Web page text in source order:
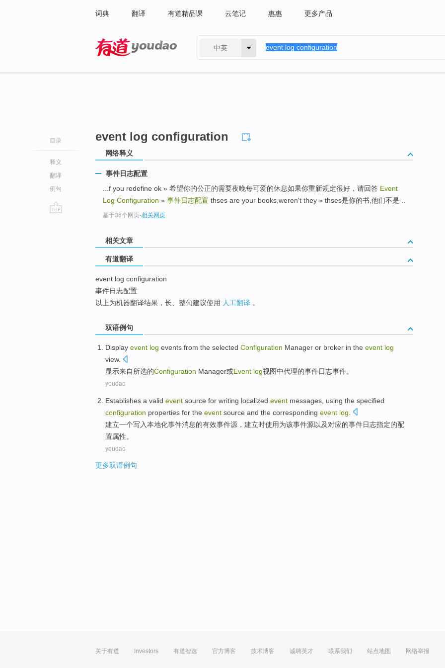
词典 翻译 有道精品课 云笔记 惠惠 更多产品
中英
目录
释义
翻译
例句
event log configuration
网络释义
事件日志配置
...f you redefine ok » 希望你的公正的需要夜晚每可爱的休息如果你重新规定很好，请回答 Event
Log Configuration » 事件日志配置 thses are your books,weren't they » thses是你的书,他们不是 ..
基于36个网页-相关网页
相关文章
有道翻译
event log configuration
事件日志配置
以上为机器翻译结果，长、整句建议使用 人工翻译 。
双语例句
Display event log events from the selected Configuration Manager or broker in the event log
view.
显示来自所选的Configuration Manager或Event log视图中代理的事件日志事件。
youdao
Establishes a valid event source for writing localized event messages using the specified
configuration properties for the event source and the corresponding event log
建立一个写入本地化事件消息的有效事件源 ，建立时使用为该事件源以及对应的事件日志指定的配
置属性。
youdao
更多双语例句
关于有道 Investors 有道智选 官方博客 技术博客 诚聘英才 联系我们 站点地图 网络举报